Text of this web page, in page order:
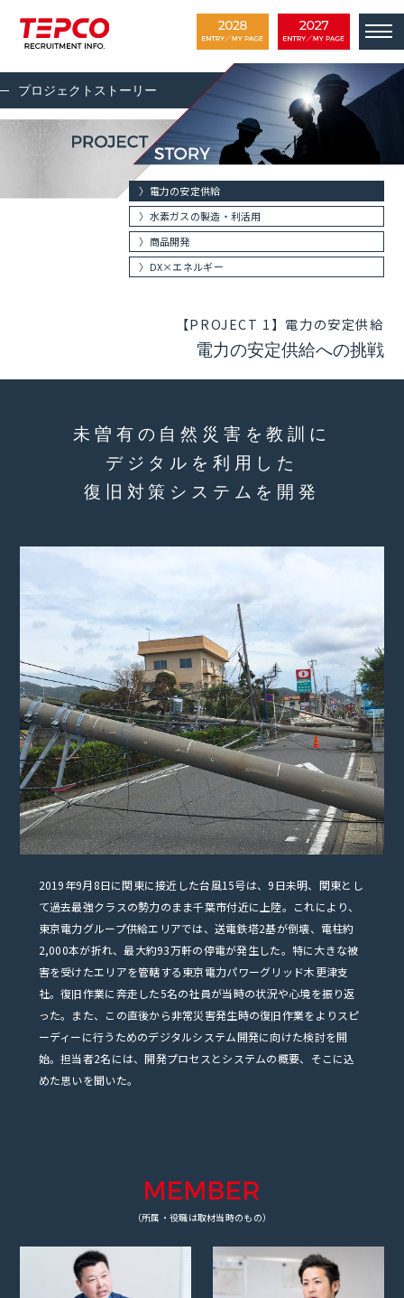
プロジェクトストーリー
〉電力の安定供給
〉水素ガスの製造・利活用
〉商品開発
〉DX×エネルギー
【PROJECT 1】電力の安定供給
電力の安定供給への挑戦
未曽有の自然災害を教訓に
デジタルを利用した
復旧対策システムを開発
2019年9月8日に関東に接近した台風15号は、9日未明、関東とし
て過去最強クラスの勢力のまま千葉市付近に上陸。これにより、
東京電力グループ供給エリアでは、送電鉄塔2基が倒壊、電柱約
2,000本が折れ、最大約93万軒の停電が発生した。特に大きな被
害を受けたエリアを管轄する東京電力パワーグリッド木更津支
社。復旧作業に奔走した5名の社員が当時の状況や心境を振り返
った。また、この直後から非常災害発生時の復旧作業をよりスピ
ーディーに行うためのデジタルシステム開発に向けた検討を開
始。担当者2名には、開発プロセスとシステムの概要、そこに込
めた思いを聞いた。
（所属・役職は取材当時のもの）